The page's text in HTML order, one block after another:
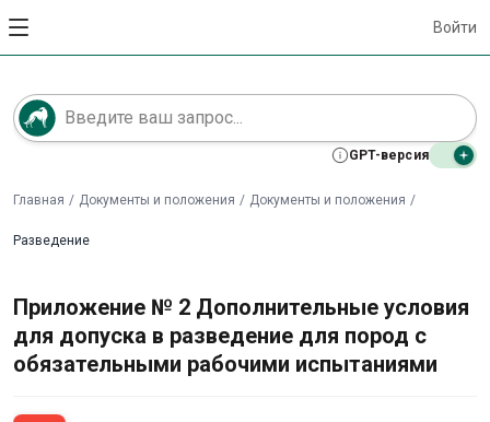
Войти
GPT-версия
Главная / Документы и положения / Документы и положения /
Разведение
Приложение № 2 Дополнительные условия
для допуска в разведение для пород с
обязательными рабочими испытаниями